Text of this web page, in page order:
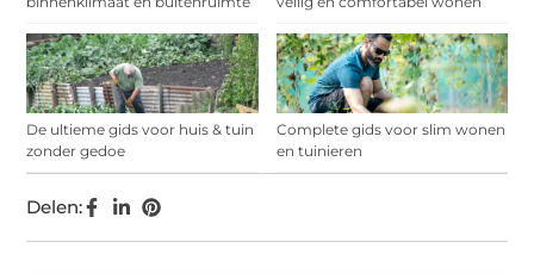
De ultieme gids voor huis & tuin
zonder gedoe
Complete gids voor slim wonen
en tuinieren
Delen: